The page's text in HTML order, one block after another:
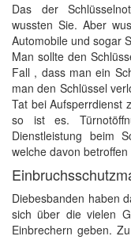
Das der
wussten Sie. Aber
Automobile und sogar
Man sollte den
Fall , dass man ein
man den Schlüssel
Tat bei Aufsperrdienst
so ist es.
Dienstleistung beim
welche davon
Diebesbanden haben
sich über die vielen
Einbrechern geben.